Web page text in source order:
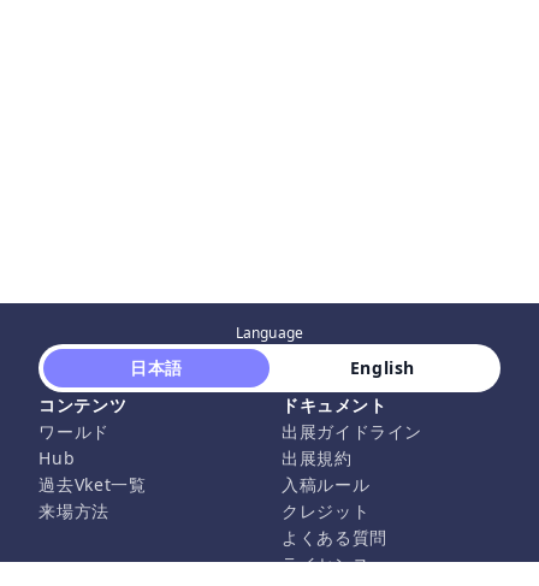
Language
日本語
English
コンテンツ
ワールド
Hub
過去Vket一覧
来場方法
ドキュメント
出展ガイドライン
出展規約
入稿ルール
クレジット
よくある質問
ライセンス